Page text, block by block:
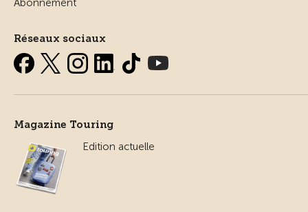
Abonnement
Réseaux sociaux
Magazine Touring
Edition actuelle